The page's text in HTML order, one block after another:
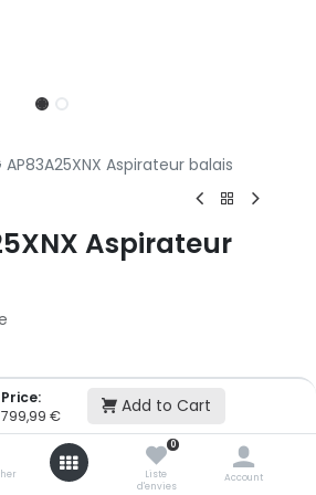
Price:
799,99 € Add to Cart
0
Liste
d'envies
Account
AP83A25XNX Aspirateur balais
Aspirateur
Ajouter au panier